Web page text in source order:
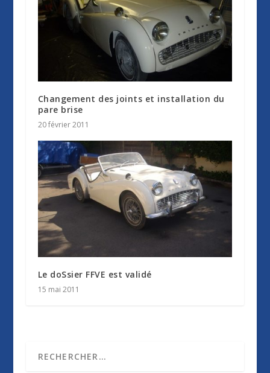
Changement des joints et installation du
pare brise
20 février 2011
Le doSsier FFVE est validé
15 mai 2011